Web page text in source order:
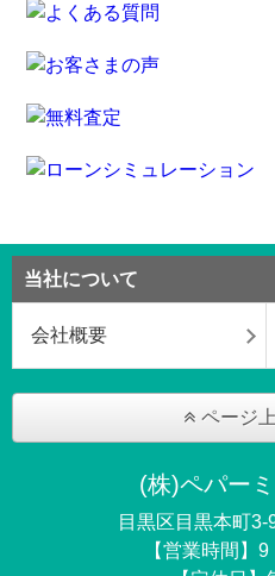
当社について
会社概要
ページ
(株)ペパー
目黒区目黒本町
【営業時間】